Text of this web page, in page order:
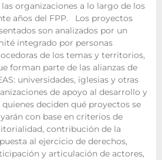
organizaciones a lo largo de los
años del FPP. Los proyectos
son analizados por un
integrado por personas
de los temas y territorios,
forman parte de las alianzas de
universidades, iglesias y otras
de apoyo al desarrollo y
quienes deciden qué proyectos se
con base en criterios de
contribución de la
al ejercicio de derechos,
y articulación de actores,